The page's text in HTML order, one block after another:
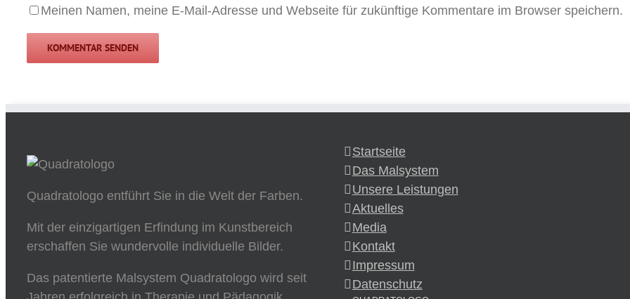
Meinen Namen, meine E-Mail-Adresse und Webseite für zukünftige Kommentare im Browser speichern.
Quadratologo entführt Sie in die Welt der Farben.
Mit der einzigartigen Erfindung im Kunstbereich
erschaffen Sie wundervolle individuelle Bilder.
Das patentierte Malsystem Quadratologo wird seit
Startseite
Das Malsystem
Unsere Leistungen
Aktuelles
Media
Kontakt
Impressum
Datenschutz